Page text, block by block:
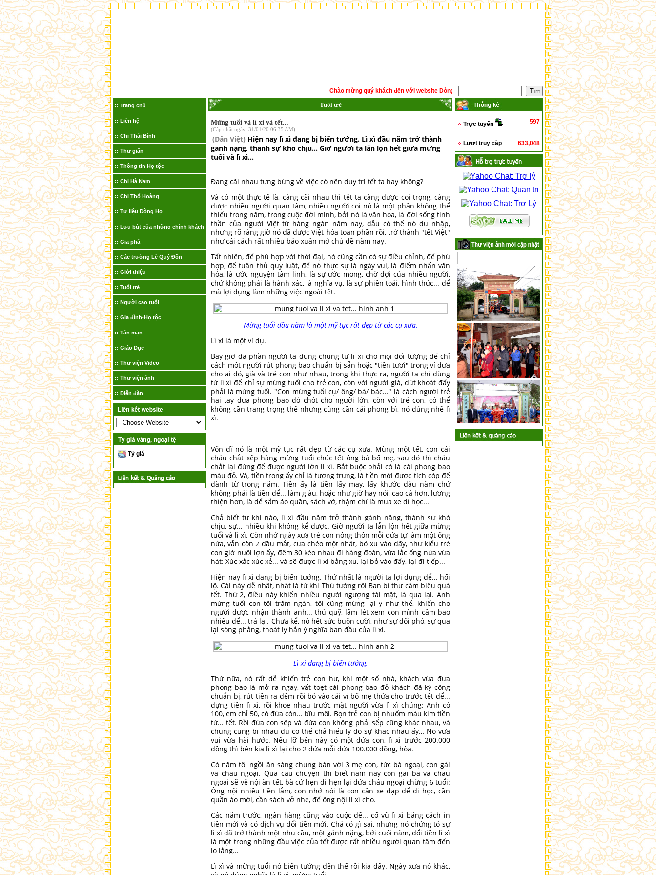
Chào mừng quý khách đến với website Dòng Họ Lê Quý !
Trang chủ
Liên hệ
Chi Thái Bình
Thư giãn
Thông tin Họ tộc
Chi Hà Nam
Chi Thổ Hoàng
Tư liệu Dòng Họ
Lưu bút của những chính khách
Gia phả
Các trường Lê Quý Đôn
Giới thiệu
Tuổi trẻ
Người cao tuổi
Gia đình-Họ tộc
Tản mạn
Giáo Dục
Thư viện Video
Thư viện ảnh
Diễn đàn
Tỷ giá
Tuổi trẻ
Mừng tuổi và lì xì và tết...
(Cập nhật ngày: 31/01/20 06:35 AM)
(Dân Việt) Hiện nay lì xì đang bị biến tướng. Lì xì đầu năm trở thành
gánh nặng, thành sự khó chịu... Giờ người ta lẫn lộn hết giữa mừng
tuổi và lì xì...
Đang cãi nhau tưng bừng về việc có nên duy trì tết ta hay không?
Và có một thực tế là, càng cãi nhau thì tết ta càng được coi trọng, càng
được nhiều người quan tâm, nhiều người coi nó là một phần không thể
thiếu trong năm, trong cuộc đời mình, bởi nó là văn hóa, là đời sống tinh
thần của người Việt từ hàng ngàn năm nay, dẫu có thể nó du nhập,
nhưng rõ ràng giờ nó đã được Việt hóa toàn phần rồi, trở thành "tết Việt"
như cái cách rất nhiều báo xuân mở chủ đề năm nay.
Tất nhiên, để phù hợp với thời đại, nó cũng cần có sự điều chỉnh, để phù
hợp, để tuân thủ quy luật, để nó thực sự là ngày vui, là điểm nhấn văn
hóa, là ước nguyện tâm linh, là sự ước mong, chờ đợi của nhiều người,
chứ không phải là hành xác, là nghĩa vụ, là sự phiền toái, hình thức... để
mà lợi dụng làm những việc ngoài tết.
Mừng tuổi đầu năm là một mỹ tục rất đẹp từ các cụ xưa.
Lì xì là một ví dụ.
Bây giờ đa phần người ta dùng chung từ lì xì cho mọi đối tượng để chỉ
cách môt người rút phong bao chuẩn bị sẵn hoặc "tiền tươi" trong ví đưa
cho ai đó, già và trẻ con như nhau, trong khi thực ra, người ta chỉ dùng
từ lì xì để chỉ sự mừng tuổi cho trẻ con, còn với người già, dứt khoát đấy
phải là mừng tuổi. "Con mừng tuổi cụ/ ông/ bà/ bác..." là cách người trẻ
hai tay đưa phong bao đỏ chót cho người lớn, còn với trẻ con, có thể
không cần trang trọng thế nhưng cũng cần cái phong bì, nó đúng nhẽ lì
xì.
Vốn dĩ nó là một mỹ tục rất đẹp từ các cụ xưa. Mùng một tết, con cái
cháu chắt xếp hàng mừng tuổi chúc tết ông bà bố mẹ, sau đó thì cháu
chắt lại đứng để được người lớn lì xì. Bắt buộc phải có là cái phong bao
màu đỏ. Và, tiền trong ấy chỉ là tượng trưng, là tiền mới được tích cóp để
dành từ trong năm. Tiền ấy là tiền lấy may, lấy khước đầu năm chứ
không phải là tiền để... làm giàu, hoặc như giờ hay nói, cao cả hơn, lương
thiện hơn, là để sắm áo quần, sách vở, thậm chí là mua xe đi học...
Chả biết tự khi nào, lì xì đầu năm trở thành gánh nặng, thành sự khó
chịu, sự... nhiều khi không kể được. Giờ người ta lẫn lộn hết giữa mừng
tuổi và lì xì. Còn nhớ ngày xưa trẻ con nông thôn mỗi đứa tự làm một ống
nứa, vẫn còn 2 đầu mắt, cưa chéo một nhát, bỏ xu vào đấy, như kiểu trẻ
con giờ nuôi lợn ấy, đêm 30 kéo nhau đi hàng đoàn, vừa lắc ống nứa vừa
hát: Xúc xắc xúc xẻ... và sẽ được lì xì bằng xu, lại bỏ vào đấy, lại đi tiếp...
Hiện nay lì xì đang bị biến tướng. Thứ nhất là người ta lợi dụng để... hối
lộ. Cái này dễ nhất, nhất là từ khi Thủ tướng rồi Ban bí thư cấm biếu quà
tết. Thứ 2, điều này khiến nhiều người ngượng tái mặt, là qua lại. Anh
mừng tuổi con tôi trăm ngàn, tôi cũng mừng lại y như thế, khiến cho
người được nhận thành anh... thủ quỹ, lấm lét xem con mình cầm bao
nhiêu để... trả lại. Chưa kể, nó hết sức buồn cười, như sự đối phó, sự qua
lại sòng phẳng, thoát ly hẳn ý nghĩa ban đầu của lì xì.
Lì xì đang bị biến tướng.
Thứ nữa, nó rất dễ khiến trẻ con hư, khi một số nhà, khách vừa đưa
phong bao là mở ra ngay, vất toẹt cái phong bao đỏ khách đã kỳ công
chuẩn bị, rút tiền ra đếm rồi bỏ vào cái ví bố mẹ thửa cho trước tết để...
đựng tiền lì xì, rồi khoe nhau trước mặt người vừa lì xì chúng: Anh có
100, em chỉ 50, có đứa còn... bĩu môi. Bọn trẻ con bị nhuốm máu kim tiền
từ... tết. Rồi đứa con sếp và đứa con không phải sếp cũng khác nhau, và
chúng cũng bì nhau dù có thể chả hiểu lý do sự khác nhau ấy… Nó vừa
vui vừa hài hước. Nếu lỡ bên này có một đứa con, lì xì trước 200.000
đồng thì bên kia lì xì lại cho 2 đứa mỗi đứa 100.000 đồng, hòa.
Có năm tôi ngồi ăn sáng chung bàn với 3 mẹ con, tức bà ngoại, con gái
và cháu ngoại. Qua câu chuyện thì biết năm nay con gái bà và cháu
ngoại sẽ về nội ăn tết, bà cứ hẹn đi hẹn lại đứa cháu ngoại chừng 6 tuổi:
Ông nội nhiều tiền lắm, con nhớ nói là con cần xe đạp để đi học, cần
quần áo mới, cần sách vở nhé, để ông nội lì xì cho.
Các năm trước, ngân hàng cũng vào cuộc để... cổ vũ lì xì bằng cách in
tiền mới và có dịch vụ đổi tiền mới. Chả có gì sai, nhưng nó chứng tỏ sự
lì xì đã trở thành một nhu cầu, một gánh nặng, bởi cuối năm, đổi tiền lì xì
là một trong những đầu việc của tết được rất nhiều người quan tâm đến
lo lắng...
Lì xì và mừng tuổi nó biến tướng đến thế rồi kia đấy. Ngày xưa nó khác,
Trực tuyến 597
Lượt truy cập 633,048